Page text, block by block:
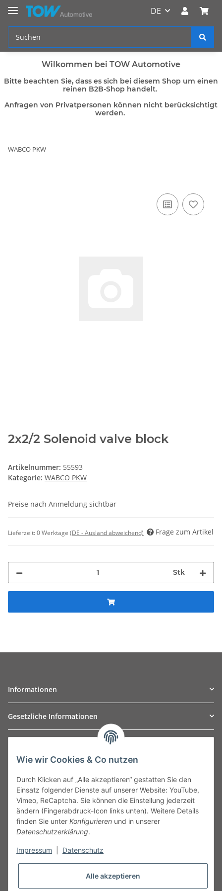
DE
Wilkommen bei TOW Automotive
Bitte beachten Sie, dass es sich bei diesem Shop um einen
reinen B2B-Shop handelt.
Anfragen von Privatpersonen können nicht berücksichtigt
werden.
WABCO PKW
2x2/2 Solenoid valve block
Artikelnummer: 55593
Kategorie: WABCO PKW
Preise nach Anmeldung sichtbar
Lieferzeit:0 Werktage (DE - Ausland abweichend) Frage zum Artikel
Stk
Informationen
Gesetzliche Informationen
Leibnizstraße 2a
Germany
Phone:+49 40 5287270
Fax:+49 40 5281050
Email:sales@tow-automotive.de
Wie wir Cookies & Co nutzen
Durch Klicken auf „Alle akzeptieren“ gestatten Sie den
Einsatz folgender Dienste auf unserer Website: YouTube,
Vimeo, ReCaptcha. Sie können die Einstellung jederzeit
ändern (Fingerabdruck-Icon links unten). Weitere Details
finden Sie unter Konfigurieren und in unserer
Datenschutzerklärung.
Impressum Datenschutz
Alle akzeptieren